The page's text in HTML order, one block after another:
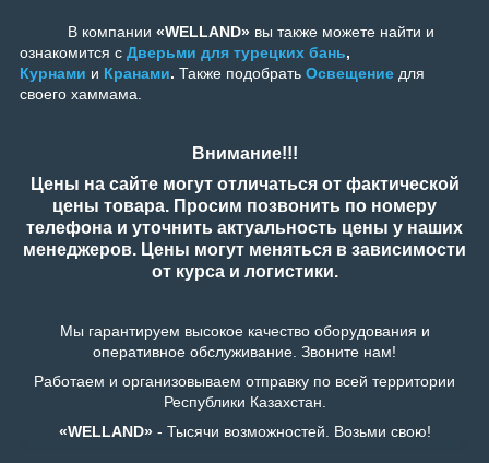
В компании «WELLAND» вы также можете найти и
ознакомится с Дверьми для турецких бань,
Курнами и Кранами. Также подобрать Освещение для
своего хаммама.
Внимание!!!
Цены на сайте могут отличаться от фактической
цены товара. Просим позвонить по номеру
телефона и уточнить актуальность цены у наших
менеджеров. Цены могут меняться в зависимости
от курса и логистики.
Мы гарантируем высокое качество оборудования и
оперативное обслуживание. Звоните нам!
Работаем и организовываем отправку по всей территории
Республики Казахстан.
«WELLAND»- Тысячи возможностей. Возьми свою!